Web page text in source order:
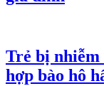
Trẻ bị
hợp bào hô